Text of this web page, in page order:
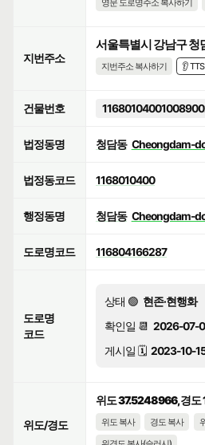
영문 도로명주소 복사하기
지번주소
서울특별시 강남구
지번주소 복사하기 👂
건물번호
법정동명 청담동 Cheongdam-
법정동코드 1168010400
행정동명 청담동 Cheongdam-
도로명코드 116804166287
도로명
코드
상태 🟢 현존·현행화
확인일 📆 2026-07-
게시일 🗓️ 2023-10-
위도/경도
위도 37.5248966, 경도
위도 복사 경도 복사